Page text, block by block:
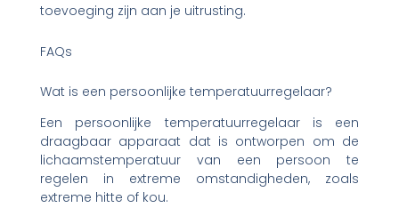
toevoeging zijn aan je uitrusting.
FAQs
Wat is een persoonlijke temperatuurregelaar?
Een persoonlijke temperatuurregelaar is een
draagbaar apparaat dat is ontworpen om de
lichaamstemperatuur van een persoon te
regelen in extreme omstandigheden, zoals
extreme hitte of kou.